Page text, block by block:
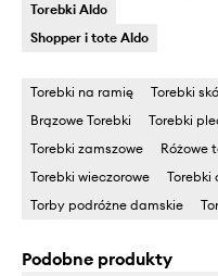
Torebki Aldo
Shopper i tote Aldo
Torebki na ramię Torebki
Brązowe Torebki
Torebki
Torebki zamszowe
Różowe
Torebki wieczorowe
Torebki
Torby podróżne damskie
Podobne produkty